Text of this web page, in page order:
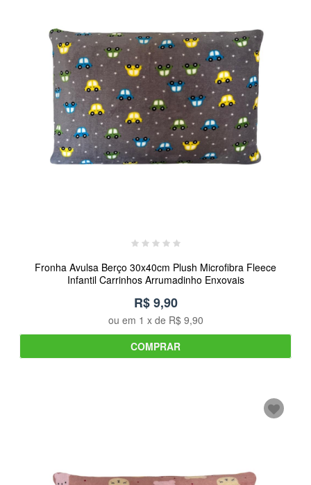
Fronha Avulsa Berço 30x40cm Plush Microfibra Fleece
Infantil Carrinhos Arrumadinho Enxovais
R$ 9,90
ou em 1 x de R$ 9,90
COMPRAR